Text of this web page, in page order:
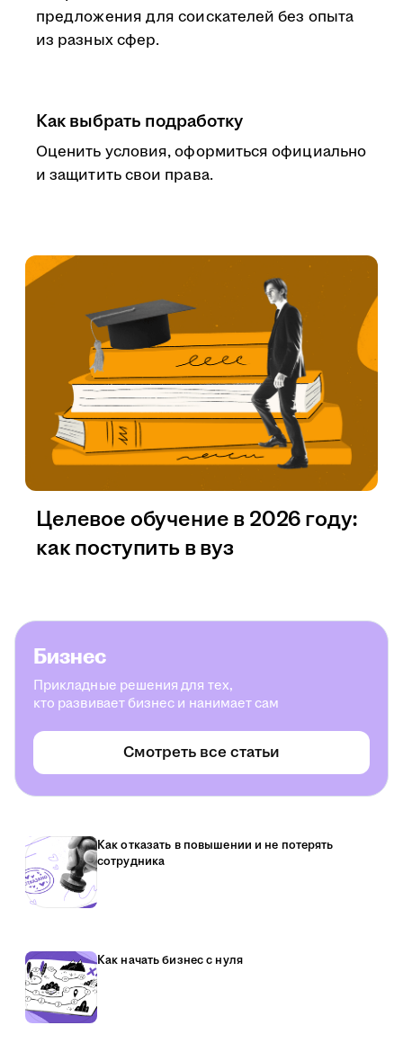
предложения для соискателей без опыта
из разных сфер.
Как выбрать подработку
Оценить условия, оформиться официально
и защитить свои права.
Целевое обучение в 2026 году:
как поступить в вуз
Бизнес
Прикладные решения для тех,
кто развивает бизнес и нанимает сам
Смотреть все статьи
Как отказать в повышении и не потерять
сотрудника
Как начать бизнес с нуля